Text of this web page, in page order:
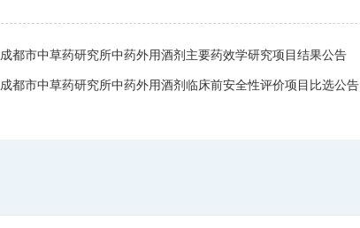
成都市中草药研究所中药外用酒剂主要药效学研究项目结果公告
成都市中草药研究所中药外用酒剂临床前安全性评价项目比选公告